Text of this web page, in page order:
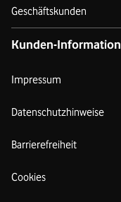
Geschäftskunden
Kunden-Information
Impressum
Datenschutzhinweise
Barrierefreiheit
Cookies